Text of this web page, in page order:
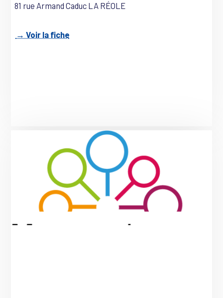
81 rue Armand Caduc LA RÉOLE
→ Voir la fiche